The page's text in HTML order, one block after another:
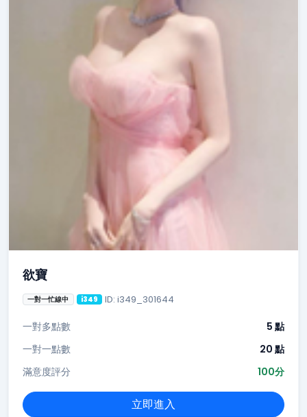
欲寶
一對一忙線中 i349 ID: i349_301644
一對多點數
5 點
一對一點數
20 點
滿意度評分
100分
立即進入